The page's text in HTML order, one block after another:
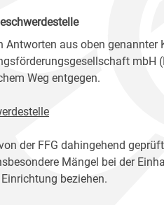
Antworten aus oben
mbH
Weg entgegen.
der FFG dahingehend
Mängel bei der
beziehen.